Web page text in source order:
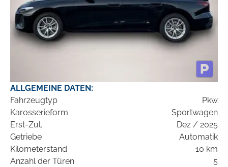
ALLGEMEINE DATEN:
Fahrzeugtyp
Pkw
Karosserieform
Sportwagen
Erst-Zul.
Dez / 2025
Getriebe
Automatik
Kilometerstand
10 km
Anzahl der Türen
5